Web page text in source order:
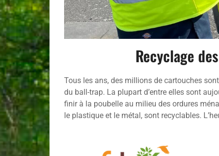
Recyclage
Tous les ans, des millions de cartouches
du ball-trap. La plupart d’entre elles sont
finir à la poubelle au milieu des ordures
le plastique et le métal, sont recyclables.